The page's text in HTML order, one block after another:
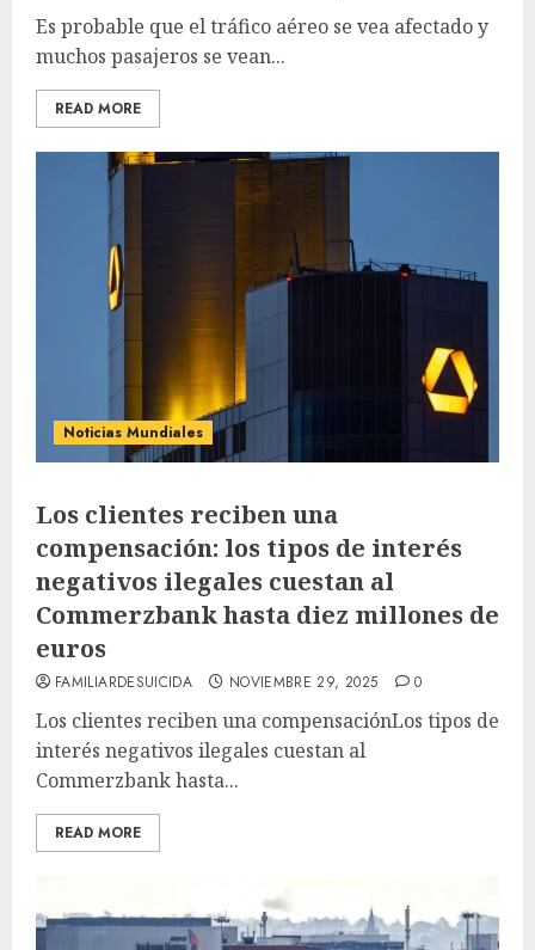
Es probable que el tráfico aéreo se vea afectado y
muchos pasajeros se vean...
READ MORE
Noticias Mundiales
Los clientes reciben una
compensación: los tipos de interés
negativos ilegales cuestan al
Commerzbank hasta diez millones de
euros
FAMILIARDESUICIDA NOVIEMBRE 29, 2025 0
Los clientes reciben una compensaciónLos tipos de
interés negativos ilegales cuestan al
Commerzbank hasta...
READ MORE